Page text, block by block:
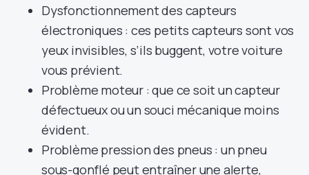
Dysfonctionnement des capteurs
électroniques : ces petits capteurs sont vos
yeux invisibles, s’ils buggent, votre voiture
vous prévient.
Problème moteur : que ce soit un capteur
défectueux ou un souci mécanique moins
évident.
Problème pression des pneus : un pneu
sous-gonflé peut entraîner une alerte,